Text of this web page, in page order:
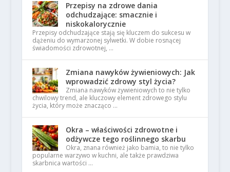
Przepisy na zdrowe dania
odchudzające: smacznie i
niskokalorycznie
Przepisy odchudzające stają się kluczem do sukcesu w
dążeniu do wymarzonej sylwetki. W dobie rosnącej
świadomości zdrowotnej, …
Zmiana nawyków żywieniowych: Jak
wprowadzić zdrowy styl życia?
Zmiana nawyków żywieniowych to nie tylko
chwilowy trend, ale kluczowy element zdrowego stylu
życia, który może znacząco …
Okra – właściwości zdrowotne i
odżywcze tego roślinnego skarbu
Okra, znana również jako bamia, to nie tylko
popularne warzywo w kuchni, ale także prawdziwa
skarbnica wartości …